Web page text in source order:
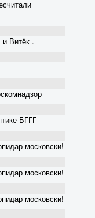
и Витёк .
БГГГ
московски!
московски!
московски!